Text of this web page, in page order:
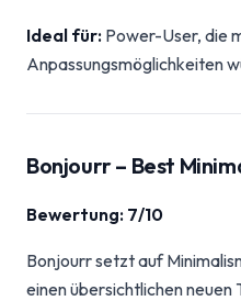
Ideal für: Power-User, die
Anpassungsmöglichkeiten
Bonjourr – Best
Bewertung: 7/10
Bonjourr setzt auf
einen übersichtlichen